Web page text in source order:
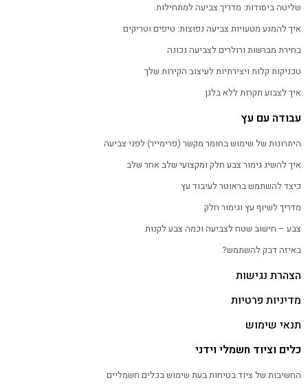
שליטה ביסודות: מדריך צביעה למתחילות
איך להמנע מטעויות צביעה נפוצות: טיפים וטריקים
בחירת מברשות ורולרים לצביעה נכונה
טכניקות קלות ויצירתיות לעיצוב הקירות שלך
איך לצבוע תקרות ללא בלגן
עבודה עם עץ
היתרונות של שימוש בחומר מקשר (פרימייר) לפני צביעה
איך להשיג גימור צבע חלק ומקצועי שלב אחר שלב
כיצד להשתמש בראוטר לעיבוד עץ
מדריך לשיוף עץ וגימור חלק
צבע – חישוב שטח לצביעה וכמה צבע לקנות
באיזה דבק להשתמש?
הצהרת נגישות
מדיניות פרטיות
תנאי שימוש
כלים וציוד חשמלי וידני
החשיבות של ציוד בטיחות בעת שימוש בכלים חשמליים